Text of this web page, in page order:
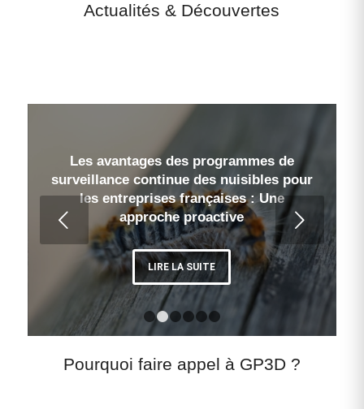
Actualités& Découvertes
Les avantages des programmes de
surveillance continue des nuisibles pour
les entreprises françaises : Une
approche proactive
LIRE LA SUITE
Suivant
Pourquoi faire appel à GP3D ?